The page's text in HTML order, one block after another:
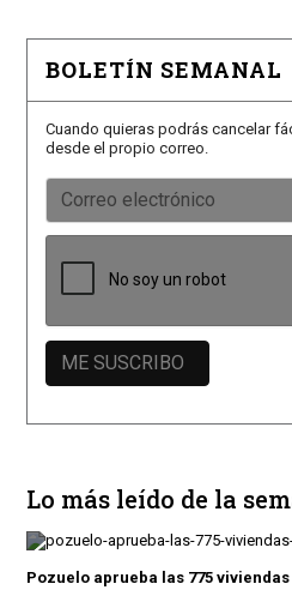
BOLETÍN SEMANAL
Cuando quieras podrás cancelar
desde el propio correo.
Lo más leído de la
Pozuelo aprueba las 775